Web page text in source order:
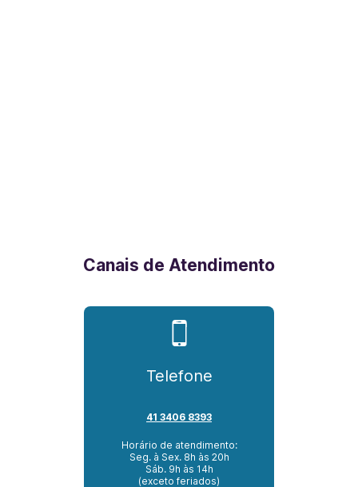
Canais de Atendimento
Telefone
41 3406 8393
Horário de atendimento:
Seg. à Sex. 8h às 20h
Sáb. 9h às 14h
(exceto feriados)